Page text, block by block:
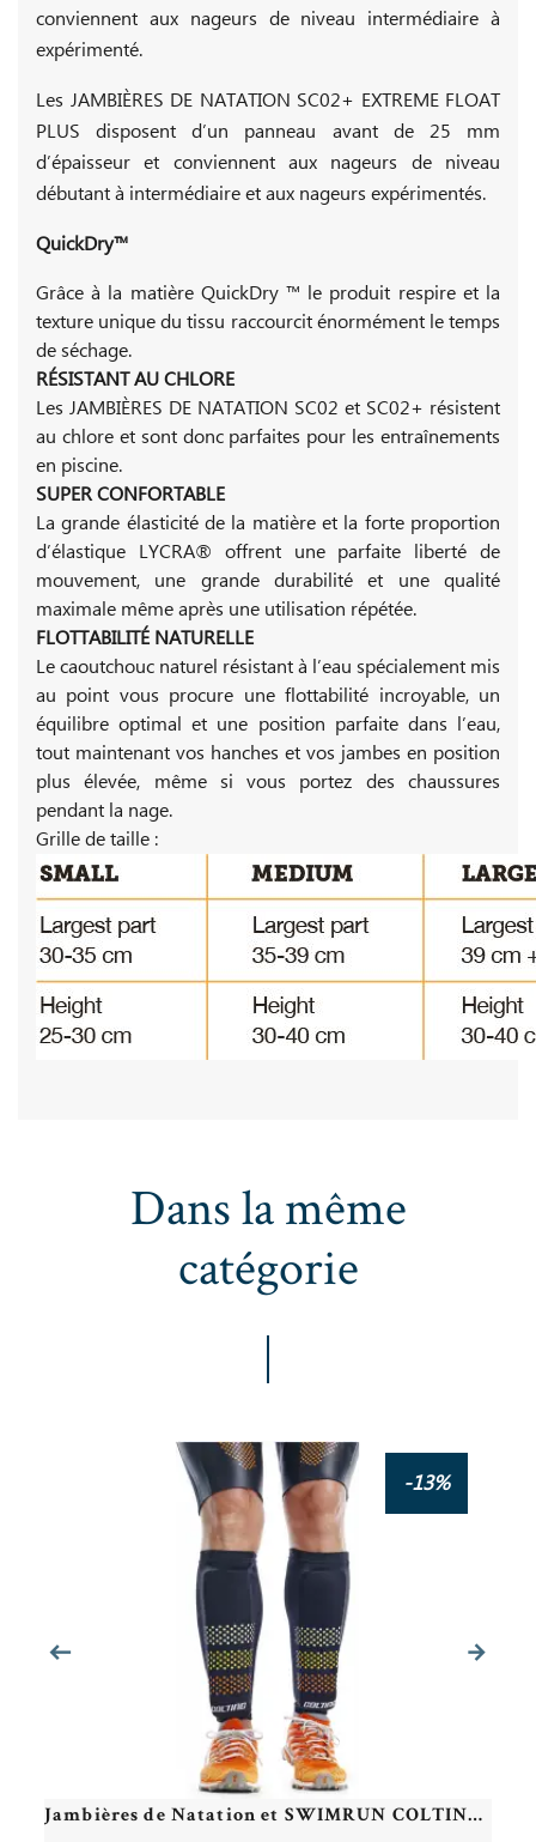
conviennent aux nageurs de niveau intermédiaire à
expérimenté.
Les JAMBIÈRES DE NATATION SC02+ EXTREME FLOAT
PLUS disposent d’un panneau avant de 25 mm
d’épaisseur et conviennent aux nageurs de niveau
débutant à intermédiaire et aux nageurs expérimentés.
QuickDry™
Grâce à la matière QuickDry ™ le produit respire et la
texture unique du tissu raccourcit énormément le temps
de séchage.
RÉSISTANT AU CHLORE
Les JAMBIÈRES DE NATATION SC02 et SC02+ résistent
au chlore et sont donc parfaites pour les entraînements
en piscine.
SUPER CONFORTABLE
La grande élasticité de la matière et la forte proportion
d’élastique LYCRA® offrent une parfaite liberté de
mouvement, une grande durabilité et une qualité
maximale même après une utilisation répétée.
FLOTTABILITÉ NATURELLE
Le caoutchouc naturel résistant à l’eau spécialement mis
au point vous procure une flottabilité incroyable, un
équilibre optimal et une position parfaite dans l’eau,
tout maintenant vos hanches et vos jambes en position
plus élevée, même si vous portez des chaussures
pendant la nage.
Grille de taille :
Dans la même
catégorie
-13%
Jambières de Natation et SWIMRUN COLTING WETSUITS SWIMCALF SC02 EXTREME FLOAT